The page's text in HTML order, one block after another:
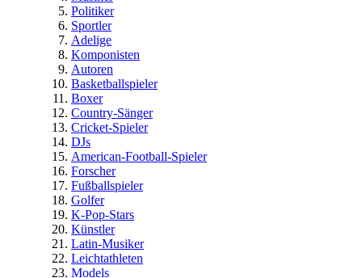
Politiker
Sportler
Adelige
Komponisten
Autoren
Basketballspieler
Boxer
Country-Sänger
Cricket-Spieler
DJs
American-Football-Spieler
Forscher
Fußballspieler
Golfer
K-Pop-Stars
Künstler
Latin-Musiker
Leichtathleten
Models